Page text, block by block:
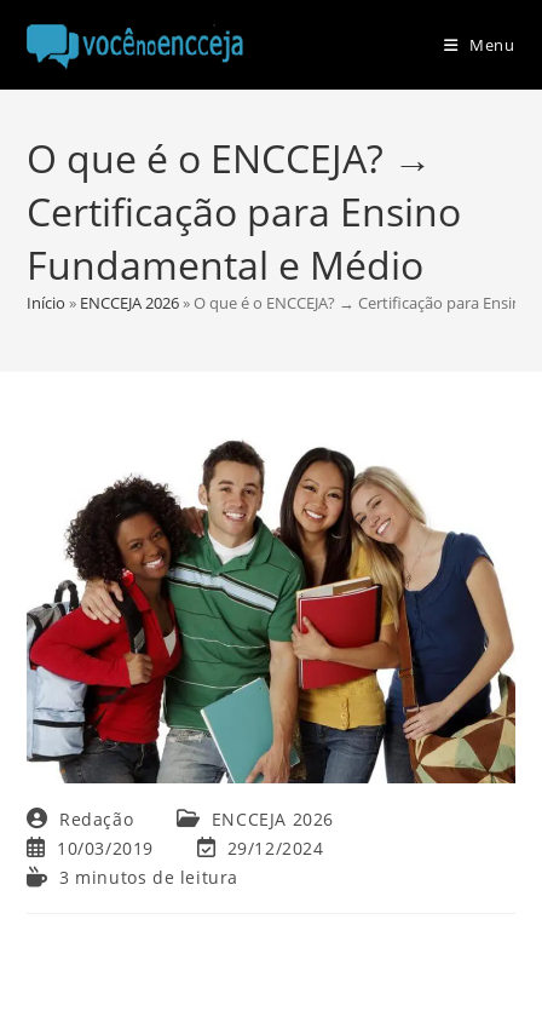
para
Menu
O que é o ENCCEJA? →
Certificação para Ensino
Fundamental e Médio
Início » ENCCEJA 2026»O que é o ENCCEJA? → Certificação para
Autor
do
post:
Redação
Categoria
do
post:
ENCCEJA 2026
Post
publicado:
10/03/2019
Última
modificação
29/12/2024
Tempo3 minutos de leitura